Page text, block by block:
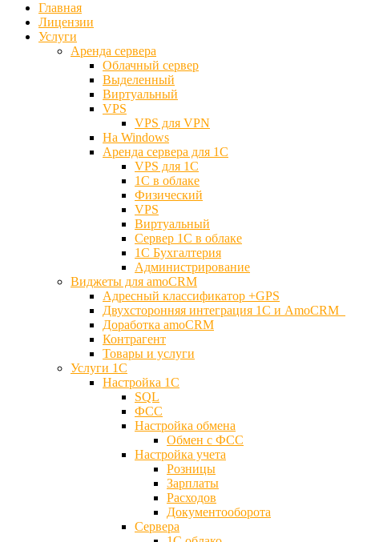
Главная
Лицензии
Услуги
Аренда сервера
Облачный сервер
Выделенный
Виртуальный
VPS
VPS для VPN
На Windows
Аренда сервера для 1С
VPS для 1С
1С в облаке
Физический
VPS
Виртуальный
Сервер 1С в облаке
1С Бухгалтерия
Администрирование
Виджеты для amoCRM
Адресный классификатор +GPS
Двухсторонняя интеграция 1С и AmoCRM
Доработка amoCRM
Контрагент
Товары и услуги
Услуги 1С
Настройка 1С
SQL
ФСС
Настройка обмена
Обмен с ФСС
Настройка учета
Розницы
Зарплаты
Расходов
Документооборота
Сервера